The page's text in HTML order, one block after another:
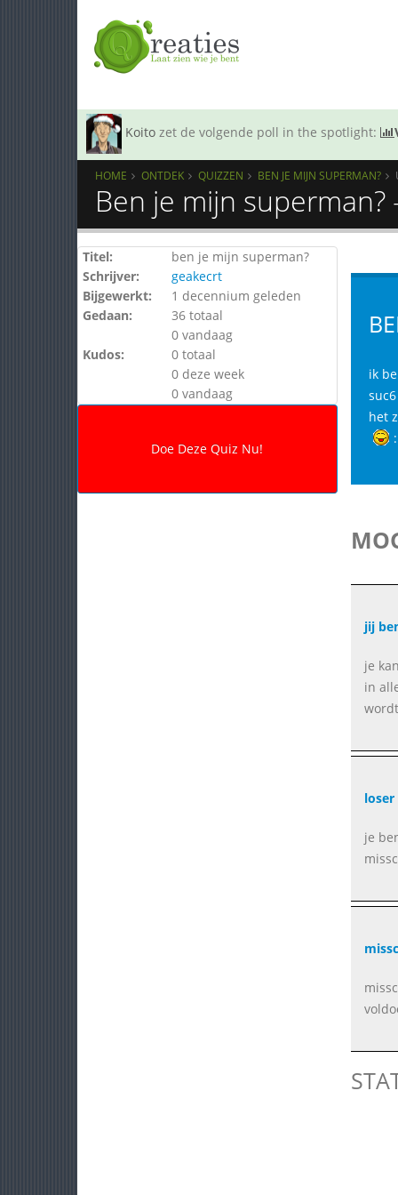
Koito zet de volgende poll in the spotlight:
HOME ONTDEK QUIZZEN BEN JE MIJN SUPERMAN?
Ben je mijn
Titel:
ben je mijn superman?
Schrijver:
geakecrt
Bijgewerkt:
1 decennium geleden
Gedaan:
36 totaal
0 vandaag
Kudos:
0 totaal
0 deze week
0 vandaag
ik
suc6
het
jij
je
in
loser
je